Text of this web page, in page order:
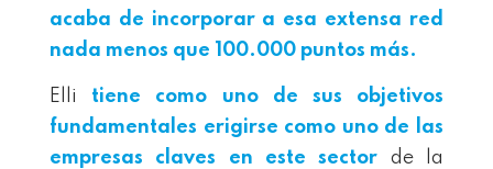
acaba de incorporar a esa extensa red
nada menos que 100.000 puntos más.
Elli tiene como uno de sus objetivos
fundamentales erigirse como uno de las
empresas claves en este sector de la